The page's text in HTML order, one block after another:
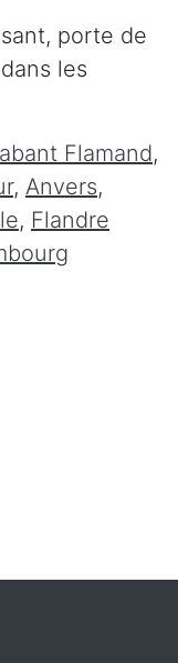
porte de
les
Flamand,
, Anvers,
, Flandre